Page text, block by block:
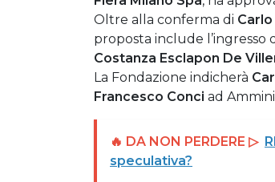
Oltre alla conferma di
proposta include l’ingresso
Costanza Esclapon De
La Fondazione indicherà
Francesco Conci ad
🔥 DA NON PERDERE ▷
speculativa?